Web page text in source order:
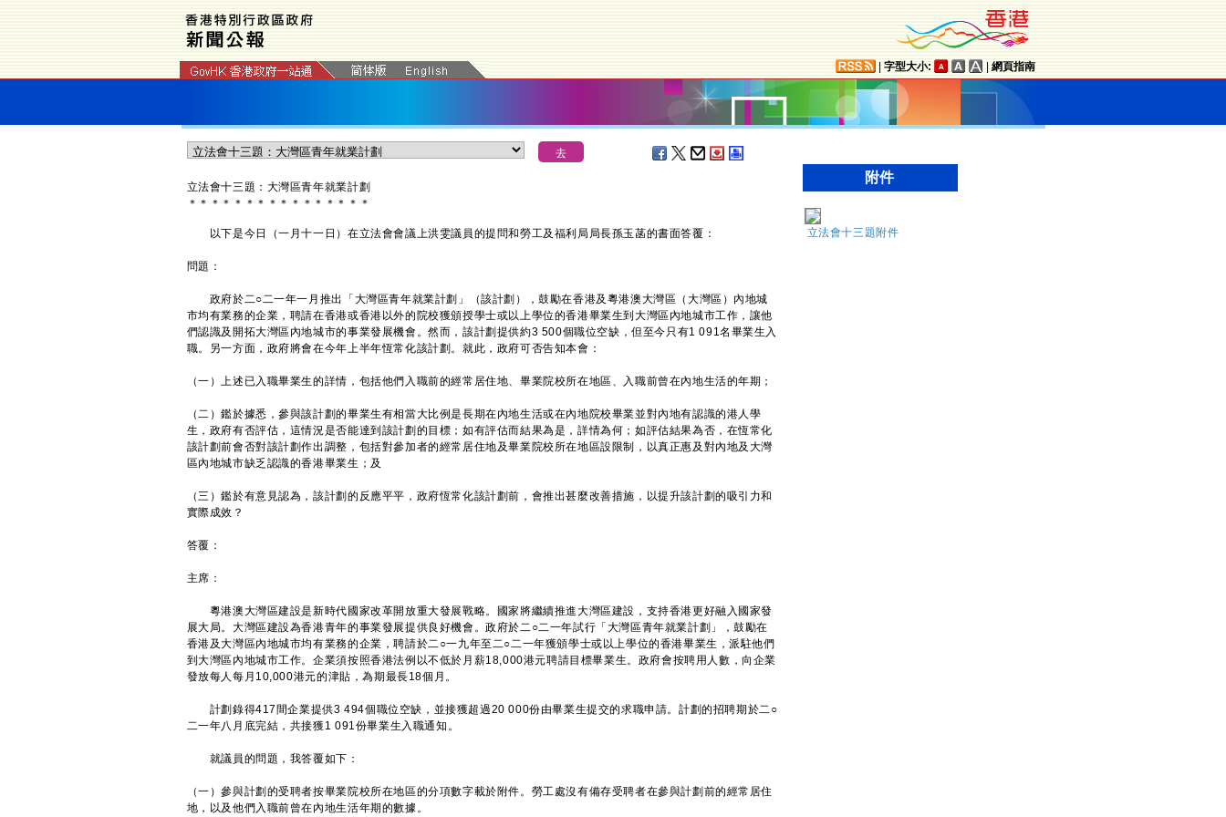
字型大小: 網頁指南
立法會十三題：大灣區青年就業計劃
＊ ＊ ＊ ＊ ＊ ＊ ＊ ＊ ＊ ＊ ＊ ＊ ＊ ＊ ＊ ＊
以下是今日（一月十一日）在立法會會議上洪雯議員的提問和勞工及福利局局長孫玉菡的書面答覆：
問題：
政府於二○二一年一月推出「大灣區青年就業計劃」（該計劃），鼓勵在香港及粵港澳大灣區（大灣區）內地城
市均有業務的企業，聘請在香港或香港以外的院校獲頒授學士或以上學位的香港畢業生到大灣區內地城市工作，讓他
們認識及開拓大灣區內地城市的事業發展機會。然而，該計劃提供約3 500個職位空缺，但至今只有1 091名畢業生入
職。另一方面，政府將會在今年上半年恆常化該計劃。就此，政府可否告知本會：
（一）上述已入職畢業生的詳情，包括他們入職前的經常居住地、畢業院校所在地區、入職前曾在內地生活的年期；
（二）鑑於據悉，參與該計劃的畢業生有相當大比例是長期在內地生活或在內地院校畢業並對內地有認識的港人學
生，政府有否評估，這情況是否能達到該計劃的目標；如有評估而結果為是，詳情為何；如評估結果為否，在恆常化
該計劃前會否對該計劃作出調整，包括對參加者的經常居住地及畢業院校所在地區設限制，以真正惠及對內地及大灣
區內地城市缺乏認識的香港畢業生；及
（三）鑑於有意見認為，該計劃的反應平平，政府恆常化該計劃前，會推出甚麼改善措施，以提升該計劃的吸引力和
實際成效？
答覆：
主席：
粵港澳大灣區建設是新時代國家改革開放重大發展戰略。國家將繼續推進大灣區建設，支持香港更好融入國家發
展大局。大灣區建設為香港青年的事業發展提供良好機會。政府於二○二一年試行「大灣區青年就業計劃」，鼓勵在
香港及大灣區內地城市均有業務的企業，聘請於二○一九年至二○二一年獲頒學士或以上學位的香港畢業生，派駐他們
到大灣區內地城市工作。企業須按照香港法例以不低於月薪18,000港元聘請目標畢業生。政府會按聘用人數，向企業
發放每人每月10,000港元的津貼，為期最長18個月。
計劃錄得417間企業提供3 494個職位空缺，並接獲超過20 000份由畢業生提交的求職申請。計劃的招聘期於二○
二一年八月底完結，共接獲1 091份畢業生入職通知。
就議員的問題，我答覆如下：
（一）參與計劃的受聘者按畢業院校所在地區的分項數字載於附件。勞工處沒有備存受聘者在參與計劃前的經常居住
地，以及他們入職前曾在內地生活年期的數據。
附件
立法會十三題附件